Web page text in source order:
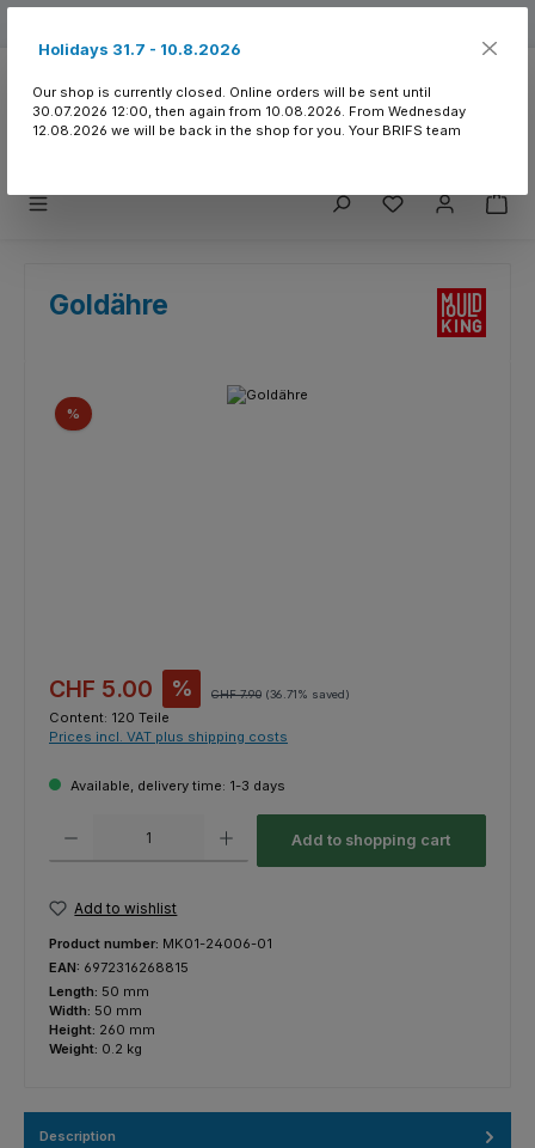
You have 0
Goldähre
% Discount
Sale price:
CHF 5.00 % Regular price:
CHF 7.90 (36.71% saved)
Content: 120 Teile
Prices incl. VAT plus shipping costs
Available, delivery time: 1-3 days
Add to shopping cart
Add to wishlist
Product number: MK01-24006-01
EAN: 6972316268815
Length: 50 mm
Width: 50 mm
Height: 260 mm
Weight: 0.2 kg
Description
Holidays 31.7 - 10.8.2026
Our shop is currently closed. Online orders will be sent until
30.07.2026 12:00, then again from 10.08.2026. From Wednesday
12.08.2026 we will be back in the shop for you. Your BRIFS team